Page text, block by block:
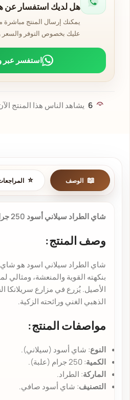
هل لديك استفسار عن
يمكنك إرسال المنتج مباشرة
عليك بخصوص التوفر والسعر
استفسر عبر
6 يشاهد الناس هذا المنتج
الوصف
شاي الطراد سيلاني أسود 250 جرام
وصف المنتج:
شاي الطراد سيلاني اسود هو شاي
بنكهته القوية والمنعشة، ومثالي
الأصيل. يُزرع في مزارع سريلانكا
الذهبي الغني ورائحته الزكية.
مواصفات المنتج:
النوع: شاي أسود (سيلاني).
الكمية: 250 جرام (علبة).
الماركة: الطراد.
التصنيف: شاي أسود صافي.